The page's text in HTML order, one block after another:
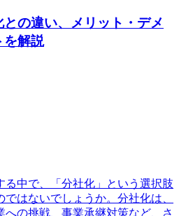
の違い、メリット・デメ
を解説
る中で、「分社化」という選択肢
はないでしょうか。分社化は、
の挑戦、事業承継対策など、さ